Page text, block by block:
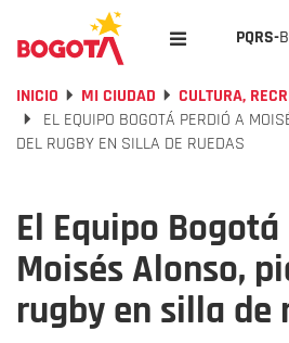
PQRS-
INICIO MI CIUDAD
CULTURA,
EL EQUIPO BOGOTÁ PERDIÓ A
DEL RUGBY EN SILLA DE RUEDAS
El Equipo
Moisés Alonso,
rugby en silla de